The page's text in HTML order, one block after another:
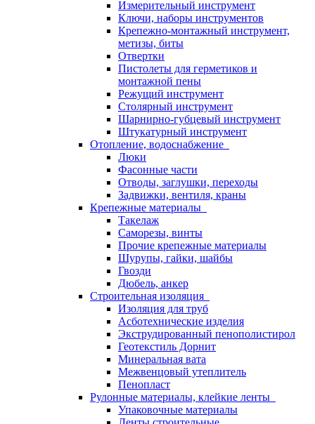
Измерительный инструмент
Ключи, наборы инструментов
Крепежно-монтажный инструмент,
метизы, биты
Отвертки
Пистолеты для герметиков и
монтажной пены
Режущий инструмент
Столярный инструмент
Шарнирно-губцевый инструмент
Штукатурный инструмент
Отопление, водоснабжение
Люки
Фасонные части
Отводы, заглушки, переходы
Задвижки, вентиля, краны
Крепежные материалы
Такелаж
Саморезы, винты
Прочие крепежные материалы
Шурупы, гайки, шайбы
Гвозди
Дюбель, анкер
Строительная изоляция
Изоляция для труб
Асботехнические изделия
Экструдированный пенополистирол
Геотекстиль Дорнит
Минеральная вата
Межвенцовый утеплитель
Пенопласт
Рулонные материалы, клейкие ленты
Упаковочные материалы